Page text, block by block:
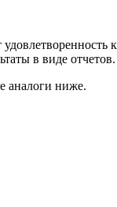
в виде отчетов.
аналоги ниже.